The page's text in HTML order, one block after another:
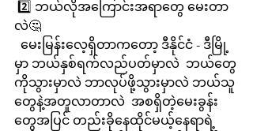
လဲ🤔
မှာ ဘယ်နှစ်ရက်လည်ပတ်မှာလဲ  ဘယ်တွေ
ကိုသွားမှာလဲ ဘာလုပ်ဖို့သွားမှာလဲ ဘယ်သူ
တွေနဲ့အတူလာတာလဲ  အစရှိတဲ့မေးခွန်း
တွေအပြင် တည်းခိုနေထိုင်မယ့်နေရာရဲ့